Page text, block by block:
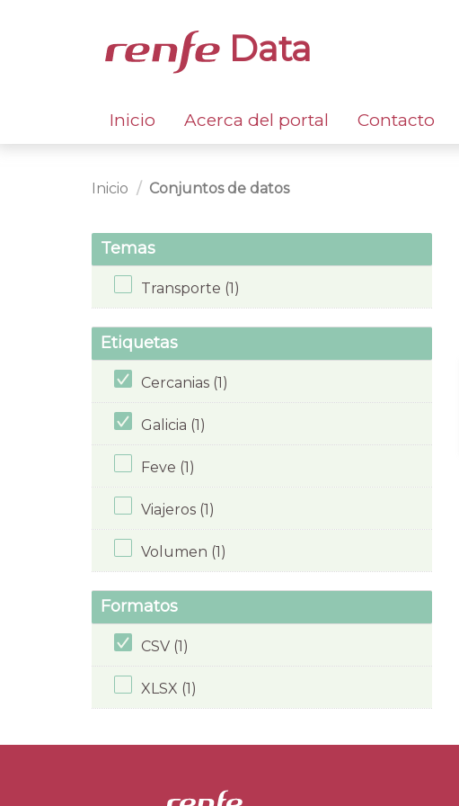
Data
Inicio Acerca del portal Contacto
Inicio Conjuntos de datos
Temas
Transporte (1)
Etiquetas
Cercanias (1)
Galicia (1)
Feve (1)
Viajeros (1)
Volumen (1)
Formatos
CSV (1)
XLSX (1)